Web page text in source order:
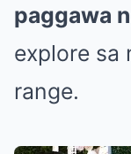
paggawa
explore sa
range.